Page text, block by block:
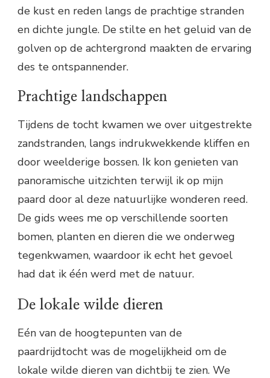
de kust en reden langs de prachtige stranden
en dichte jungle. De stilte en het geluid van de
golven op de achtergrond maakten de ervaring
des te ontspannender.
Prachtige landschappen
Tijdens de tocht kwamen we over uitgestrekte
zandstranden, langs indrukwekkende kliffen en
door weelderige bossen. Ik kon genieten van
panoramische uitzichten terwijl ik op mijn
paard door al deze natuurlijke wonderen reed.
De gids wees me op verschillende soorten
bomen, planten en dieren die we onderweg
tegenkwamen, waardoor ik echt het gevoel
had dat ik één werd met de natuur.
De lokale wilde dieren
Eén van de hoogtepunten van de
paardrijdtocht was de mogelijkheid om de
lokale wilde dieren van dichtbij te zien. We